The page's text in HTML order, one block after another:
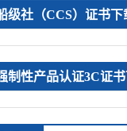
级社（CCS）证书下
制性产品认证3C证